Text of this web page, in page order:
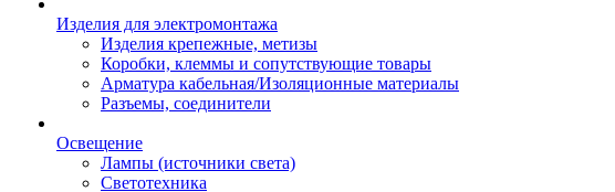
Изделия для электромонтажа
Изделия крепежные, метизы
Коробки, клеммы и сопутствующие товары
Арматура кабельная/Изоляционные материалы
Разъемы, соединители
Освещение
Лампы (источники света)
Светотехника